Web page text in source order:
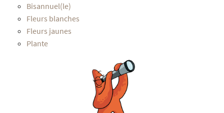
Bisannuel(le)
Fleurs blanches
Fleurs jaunes
Plante